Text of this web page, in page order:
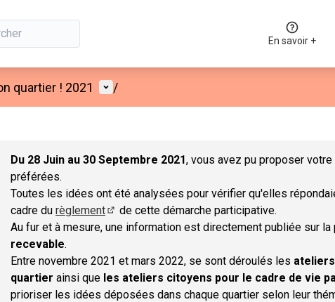
En savoir +
quartier ! 2021 Menu utilisateur
/
la carte
Du 28 Juin au 30 Septembre 2021, vous avez pu proposer
préférées.
Toutes les idées ont été analysées pour vérifier qu'elles
cadre du règlement
(S'ouvre dans un nouvel onglet)
de cette démarche participative.
Au fur et à mesure, une information est directement publiée sur
recevable.
Entre novembre 2021 et mars 2022, se sont déroulés les
quartier ainsi que les ateliers citoyens pour le cadre de vie
prioriser les idées déposées dans chaque quartier selon leur